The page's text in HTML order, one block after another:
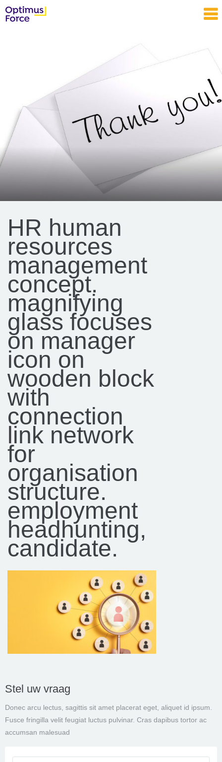
HR human
resources
management
concept.
magnifying
glass focuses
on manager
icon on
wooden block
with
connection
link network
for
organisation
structure.
employment
headhunting,
candidate.
Stel uw vraag
Donec arcu lectus, sagittis sit amet placerat eget, aliquet id ipsum.
Fusce fringilla velit feugiat luctus pulvinar. Cras dapibus tortor ac
accumsan malesuad